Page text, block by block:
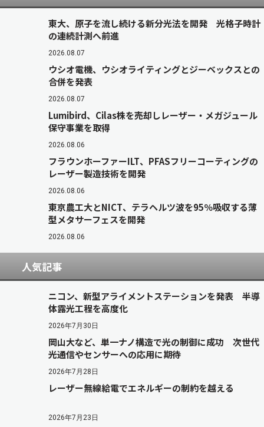
東大、原子を流し続ける新分光法を開発 光格子時計
の連続計測へ前進
2026.08.07
ウシオ電機、ウシオライティングとジーベックスとの
合併を発表
2026.08.07
Lumibird、Cilas株を売却しレーザー・メガジュール
保守事業を取得
2026.08.06
フラウンホーファーILT、PFASフリーコーティングの
レーザー製造技術を開発
2026.08.06
東京農工大とNICT、テラヘルツ波を95％吸収する薄
型メタサーフェスを開発
2026.08.06
人気記事
ニコン、新型アライメントステーションを発表 半導
体露光工程を高度化
2026年7月30日
岡山大など、単一ナノ構造で光の制御に成功 次世代
光通信やセンサーへの応用に期待
2026年7月28日
レーザー無線給電でエネルギーの制約を越える
2026年7月23日